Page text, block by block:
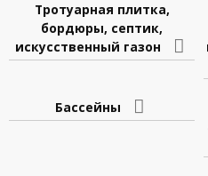
Тротуарная плитка,
бордюры, септик,
искусственный газон
Бассейны